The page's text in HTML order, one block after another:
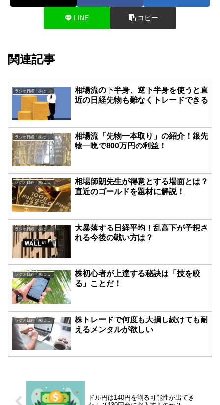
LINE コピー
関連記事
ラジオ日経「株は技術だ！」
相場流の下半身、逆下半身を使うと直
近の日経先物も難なくトレードできる
ラジオ日経「株は技術だ！」
相場流「先物一本取り」の紹介！銀先
物一晩で800万円の利益！
ラジオ日経「株は技術だ！」
相場師朗先生が得意とする場面とは？
直近のゴールドを題材に解説！
ラジオ日経「株は技術だ！」
大暴落する日経平均！乱高下が予想さ
れる今後の戦い方は？
ラジオ日経「株は技術だ！」
株初心者が上達する秘訣は「技を絞
る」ことだ！
株トレードで何度も大損し続けても耐
えるメンタルが欲しい
ドル円は140円を割る可能性が出てき